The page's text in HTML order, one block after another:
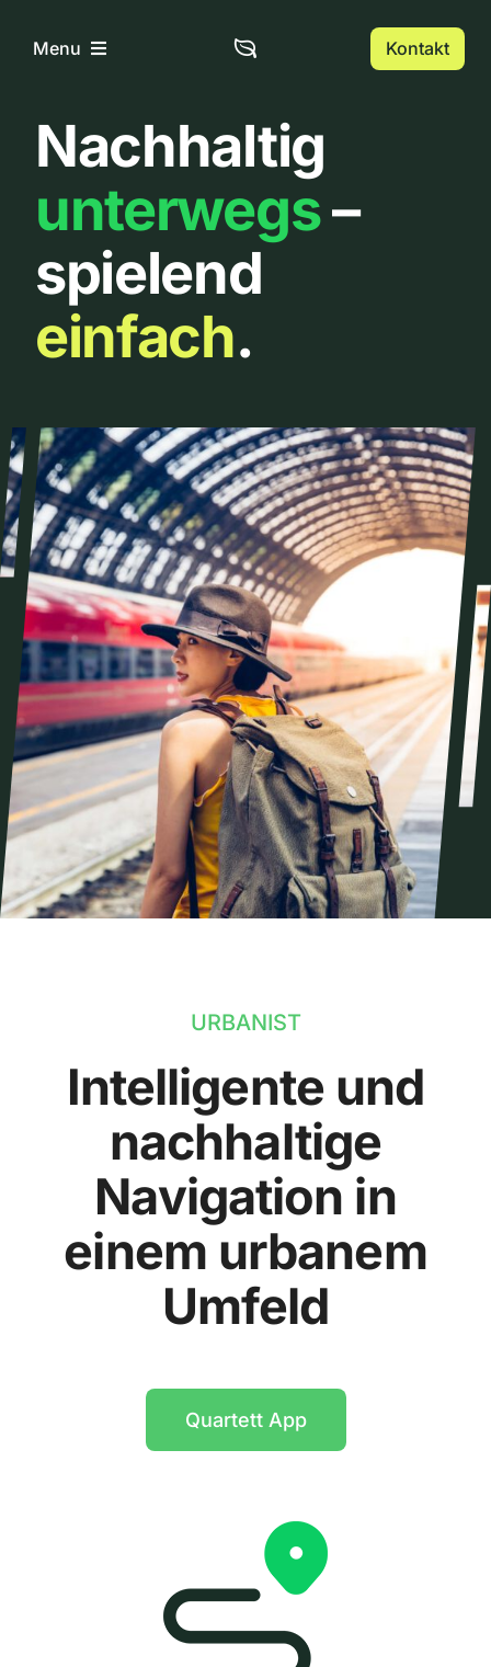
InhaltMenu
Home
Über uns
Urbanlist
Kontakt
Nachhaltig
unterwegs–
spielend
einfach.
URBANIST
Intelligente und
nachhaltige
Navigation in
einem urbanem
Umfeld
Quartett App